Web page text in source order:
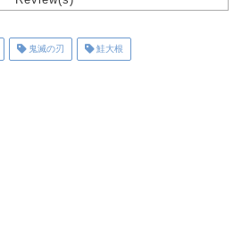
鬼滅の刃 鮭大根